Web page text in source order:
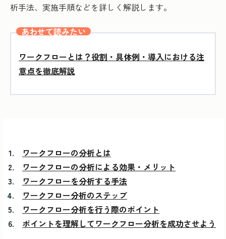
析手法、実施手順などを詳しく解説します。
あわせて読みたい
ワークフローとは？役割・具体例・導入における注
意点を徹底解説
ワークフローの分析とは
ワークフローの分析による効果・メリット
ワークフローを分析する手法
ワークフロー分析のステップ
ワークフロー分析を行う際のポイント
ポイントを理解してワークフロー分析を成功させよう